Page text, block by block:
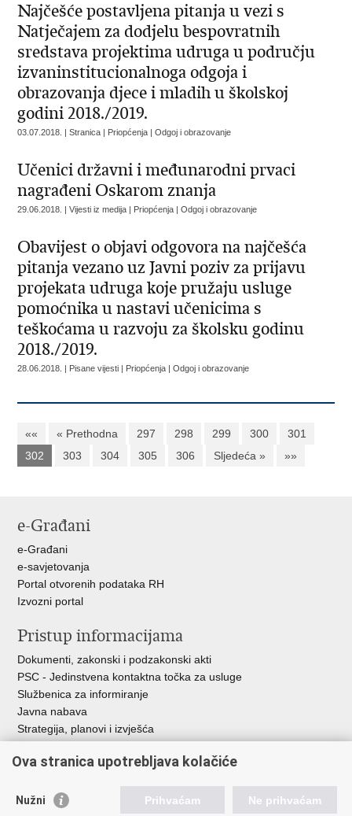
Najčešće postavljena pitanja u vezi s
Natječajem za dodjelu bespovratnih
sredstava projektima udruga u području
izvaninstitucionalnoga odgoja i
obrazovanja djece i mladih u školskoj
godini 2018./2019.
03.07.2018. | Stranica | Priopćenja | Odgoj i obrazovanje
Učenici državni i međunarodni prvaci
nagrađeni Oskarom znanja
29.06.2018. | Vijesti iz medija | Priopćenja | Odgoj i obrazovanje
Obavijest o objavi odgovora na najčešća
pitanja vezano uz Javni poziv za prijavu
projekata udruga koje pružaju usluge
pomoćnika u nastavi učenicima s
teškoćama u razvoju za školsku godinu
2018./2019.
28.06.2018. | Pisane vijesti | Priopćenja | Odgoj i obrazovanje
«« « Prethodna 297 298 299 300
301
302
303 304 305 306 Sljedeća » »»
e-Građani
e-Građani
e-savjetovanja
Portal otvorenih podataka RH
Izvozni portal
Pristup informacijama
Dokumenti, zakonski i podzakonski akti
PSC - Jedinstvena kontaktna točka za usluge
Službenica za informiranje
Javna nabava
Strategija, planovi i izvješća
Ova stranica upotrebljava kolačiće
Nužni Prihvaćam Ne prihvaćam